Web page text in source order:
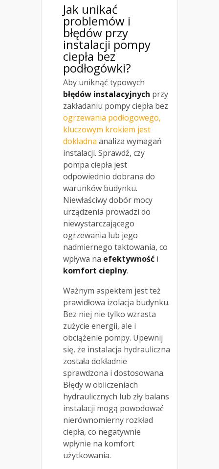
Jak unikać
problemów i
błędów przy
instalacji pompy
ciepła bez
podłogówki?
Aby uniknąć typowych
błędów instalacyjnych przy
zakładaniu pompy ciepła bez
ogrzewania podłogowego,
kluczowym krokiem jest
dokładna analiza wymagań
instalacji. Sprawdź, czy
pompa ciepła jest
odpowiednio dobrana do
warunków budynku.
Niewłaściwy dobór mocy
urządzenia prowadzi do
niewystarczającego
ogrzewania lub jego
nadmiernego taktowania, co
wpływa na efektywność i
komfort cieplny.
Ważnym aspektem jest też
prawidłowa izolacja budynku.
Bez niej nie tylko wzrasta
zużycie energii, ale i
obciążenie pompy. Upewnij
się, że instalacja hydrauliczna
została dokładnie
sprawdzona i dostosowana.
Błędy w obliczeniach
hydraulicznych lub zły balans
instalacji mogą powodować
nierównomierny rozkład
ciepła, co negatywnie
wpłynie na komfort
użytkowania.